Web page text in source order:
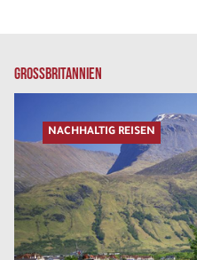
GROSSBRITANNIEN
NACHHALTIG REISEN